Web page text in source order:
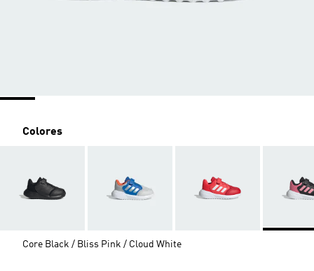
Colores
Core Black / Bliss Pink / Cloud White